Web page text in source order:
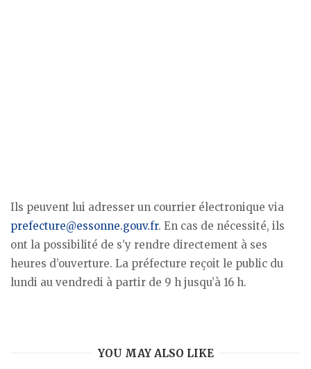
Ils peuvent lui adresser un courrier électronique via
prefecture@essonne.gouv.fr. En cas de nécessité, ils
ont la possibilité de s’y rendre directement à ses
heures d’ouverture. La préfecture reçoit le public du
lundi au vendredi à partir de 9 h jusqu’à 16 h.
YOU MAY ALSO LIKE